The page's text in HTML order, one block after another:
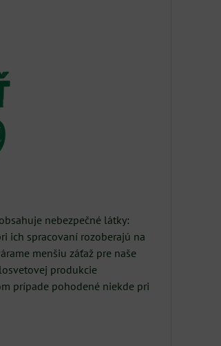
nebezpečné látky:
ich spracovaní rozoberajú na
menšiu záťaž pre naše
produkcie
prípade pohodené niekde pri